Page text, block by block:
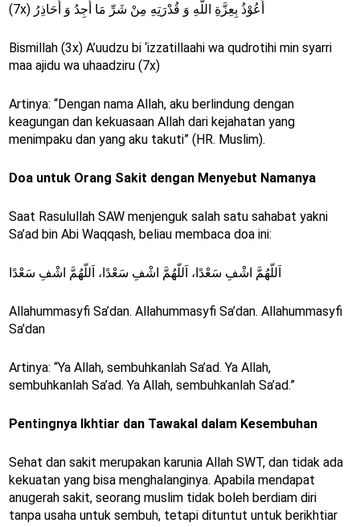
(7x) أَعُوْذُ بِعِزَّةِ اللَّهِ وَ قُدْرَتِهِ مِنْ شَرِّ مَا أَجِدُ وَ أَحَاذِرُ
Bismillah (3x) A’uudzu bi ‘izzatillaahi wa qudrotihi min syarri
maa ajidu wa uhaadziru (7x)
Artinya: “Dengan nama Allah, aku berlindung dengan
keagungan dan kekuasaan Allah dari kejahatan yang
menimpaku dan yang aku takuti” (HR. Muslim).
Doa untuk Orang Sakit dengan Menyebut Namanya
Saat Rasulullah SAW menjenguk salah satu sahabat yakni
Sa’ad bin Abi Waqqash, beliau membaca doa ini:
اَللّهُمَّ اشْفِ سَعْدًا، اَللّهُمَّ اشْفِ سَعْدًا، اَللّهُمَّ اشْفِ سَعْدًا
Allahummasyfi Sa’dan. Allahummasyfi Sa’dan. Allahummasyfi
Sa’dan
Artinya: “Ya Allah, sembuhkanlah Sa’ad. Ya Allah,
sembuhkanlah Sa’ad. Ya Allah, sembuhkanlah Sa’ad.”
Pentingnya Ikhtiar dan Tawakal dalam Kesembuhan
Sehat dan sakit merupakan karunia Allah SWT, dan tidak ada
kekuatan yang bisa menghalanginya. Apabila mendapat
anugerah sakit, seorang muslim tidak boleh berdiam diri
tanpa usaha untuk sembuh, tetapi dituntut untuk berikhtiar